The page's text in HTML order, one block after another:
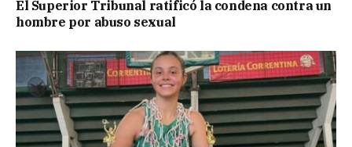
El Superior Tribunal ratificó la condena contra un
hombre por abuso sexual